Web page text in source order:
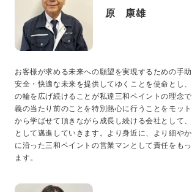
総合お問い合わせ
プライバシーポリシー
AIポリシー
特定商取引法に基づく表記
原 康雄
お客様が求める未来への願望を実現するための手
安全・快適な未来を提供してゆくことを使命とし
の輪を広げ続けることが私達三和ペイントの理念
義の当たり前のことを特別熱心に行うことをモッ
から学ばせて頂きながら成長し続ける会社として
として邁進していきます。より身近に、より細や
に沿った三和ペイントの営業マンとして責任をも
ます。